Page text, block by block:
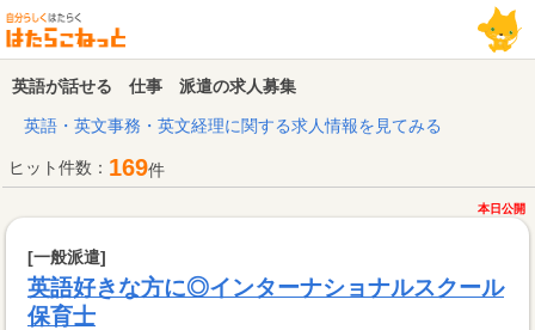
英語が話せる 仕事 派遣の求人募集
英語・英文事務・英文経理に関する求人情報を見てみる
ヒット件数： 169件
本日公開
[一般派遣]
英語好きな方に◎インターナショナルスクール
保育士